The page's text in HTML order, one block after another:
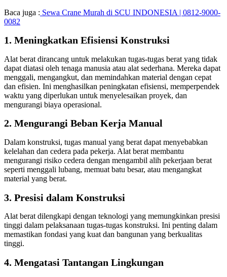
Baca juga : Sewa Crane Murah di SCU INDONESIA | 0812-9000-
0082
1. Meningkatkan Efisiensi Konstruksi
Alat berat dirancang untuk melakukan tugas-tugas berat yang tidak
dapat diatasi oleh tenaga manusia atau alat sederhana. Mereka dapat
menggali, mengangkut, dan memindahkan material dengan cepat
dan efisien. Ini menghasilkan peningkatan efisiensi, memperpendek
waktu yang diperlukan untuk menyelesaikan proyek, dan
mengurangi biaya operasional.
2. Mengurangi Beban Kerja Manual
Dalam konstruksi, tugas manual yang berat dapat menyebabkan
kelelahan dan cedera pada pekerja. Alat berat membantu
mengurangi risiko cedera dengan mengambil alih pekerjaan berat
seperti menggali lubang, memuat batu besar, atau mengangkat
material yang berat.
3. Presisi dalam Konstruksi
Alat berat dilengkapi dengan teknologi yang memungkinkan presisi
tinggi dalam pelaksanaan tugas-tugas konstruksi. Ini penting dalam
memastikan fondasi yang kuat dan bangunan yang berkualitas
tinggi.
4. Mengatasi Tantangan Lingkungan